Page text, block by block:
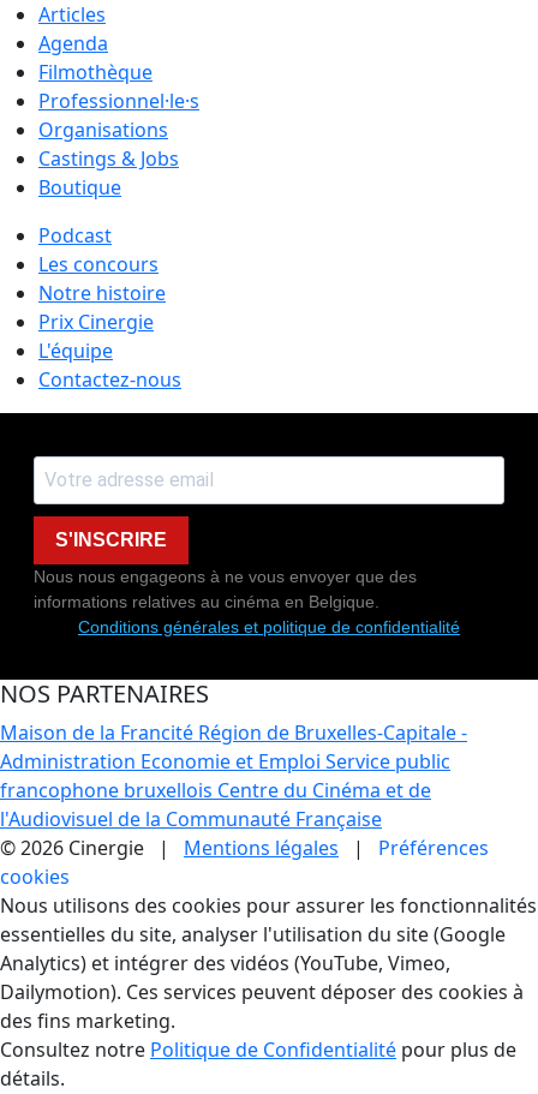
Articles
Agenda
Filmothèque
Professionnel·le·s
Organisations
Castings & Jobs
Boutique
Podcast
Les concours
Notre histoire
Prix Cinergie
L'équipe
Contactez-nous
S'INSCRIRE
Nous nous engageons à ne vous envoyer que des
informations relatives au cinéma en Belgique.
Conditions générales et politique de confidentialité
NOS PARTENAIRES
Maison de la Francité Région de Bruxelles-Capitale -
Administration Economie et Emploi Service public
francophone bruxellois Centre du Cinéma et de
l'Audiovisuel de la Communauté Française
© 2026 Cinergie | Mentions légales | Préférences
cookies
Gestion des Cookies
Nous utilisons des cookies pour assurer les fonctionnalités
essentielles du site, analyser l'utilisation du site (Google
Analytics) et intégrer des vidéos (YouTube, Vimeo,
Dailymotion). Ces services peuvent déposer des cookies à
des fins marketing.
Consultez notre Politique de Confidentialité pour plus de
détails.